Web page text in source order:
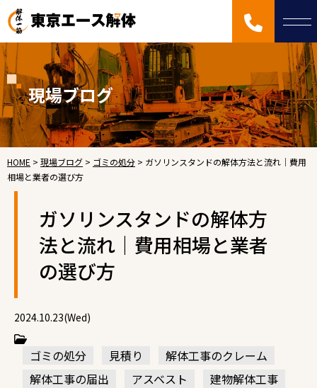
現場ブログ
HOME > 現場ブログ > ゴミの処分 > ガソリンスタンドの解体方法と流れ｜費用
相場と業者の選び方
ガソリンスタンドの解体方
法と流れ｜費用相場と業者
の選び方
2024.10.23(Wed)
ゴミの処分 見積り
解体工事のクレーム
解体工事の届出
アスベスト
建物解体工事